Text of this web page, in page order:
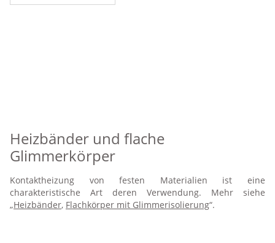
Heizbänder und flache
Glimmerkörper
Kontaktheizung von festen Materialien ist eine
charakteristische Art deren Verwendung. Mehr siehe
„Heizbänder, Flachkörper mit Glimmerisolierung“.